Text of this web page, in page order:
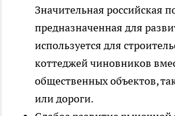
Значительная российская
предназначенная для
используется для
коттеджей чиновников
общественных объектов,
или дороги.